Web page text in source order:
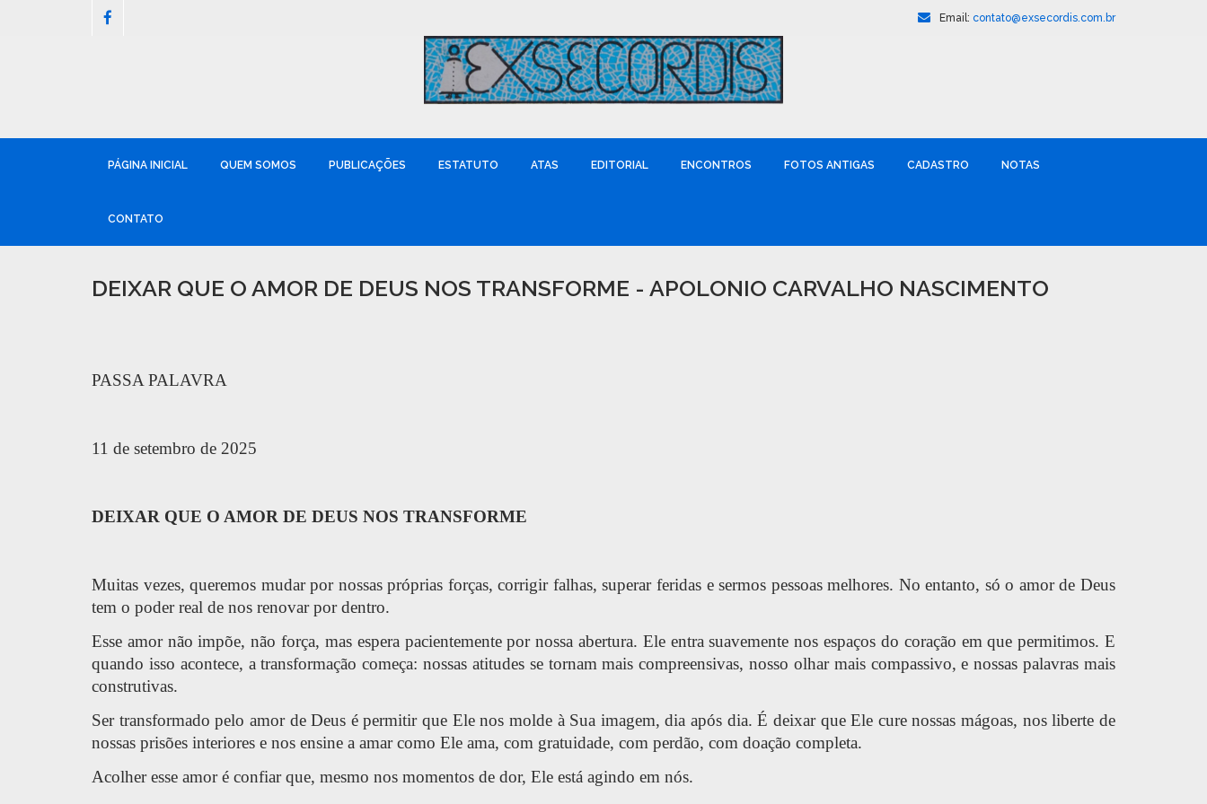
Email: contato@exsecordis.com.br
PÁGINA INICIAL QUEM SOMOS PUBLICAÇÕES ESTATUTO ATAS EDITORIAL ENCONTROS FOTOS ANTIGAS CADASTRO NOTAS
CONTATO
DEIXAR QUE O AMOR DE DEUS NOS TRANSFORME - APOLONIO CARVALHO NASCIMENTO
PASSA PALAVRA
11 de setembro de 2025
DEIXAR QUE O AMOR DE DEUS NOS TRANSFORME
Muitas vezes, queremos mudar por nossas próprias forças, corrigir falhas, superar feridas e sermos pessoas melhores. No entanto, só o amor de Deus
tem o poder real de nos renovar por dentro.
Esse amor não impõe, não força, mas espera pacientemente por nossa abertura. Ele entra suavemente nos espaços do coração em que permitimos. E
quando isso acontece, a transformação começa: nossas atitudes se tornam mais compreensivas, nosso olhar mais compassivo, e nossas palavras mais
construtivas.
Ser transformado pelo amor de Deus é permitir que Ele nos molde à Sua imagem, dia após dia. É deixar que Ele cure nossas mágoas, nos liberte de
nossas prisões interiores e nos ensine a amar como Ele ama, com gratuidade, com perdão, com doação completa.
Acolher esse amor é confiar que, mesmo nos momentos de dor, Ele está agindo em nós.